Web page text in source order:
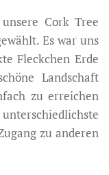
Cork Tree
Es war uns
Fleckchen Erde
Landschaft
zu erreichen
zu anderen